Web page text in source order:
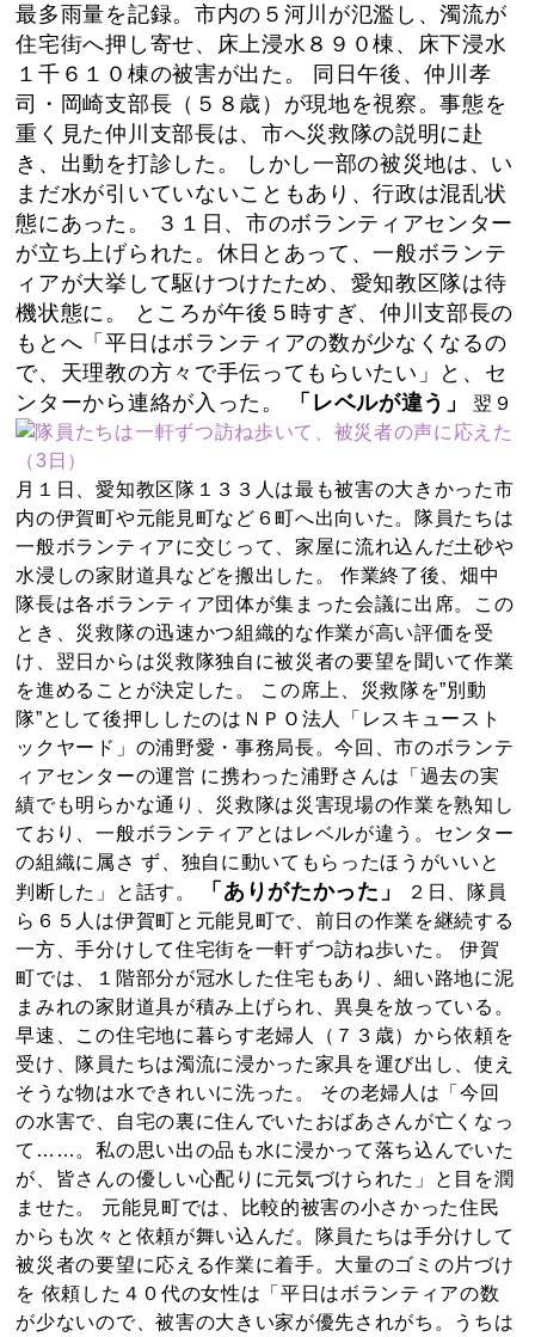
最多雨量を記録。市内の５河川が氾濫し、濁流が
住宅街へ押し寄せ、床上浸水８９０棟、床下浸水
１千６１０棟の被害が出た。 同日午後、仲川孝
司・岡崎支部長（５８歳）が現地を視察。事態を
重く見た仲川支部長は、市へ災救隊の説明に赴
き、出動を打診した。 しかし一部の被災地は、い
まだ水が引いていないこともあり、行政は混乱状
態にあった。 ３１日、市のボランティアセンター
が立ち上げられた。休日とあって、一般ボランテ
ィアが大挙して駆けつけたため、愛知教区隊は待
機状態に。 ところが午後５時すぎ、仲川支部長の
もとへ「平日はボランティアの数が少なくなるの
で、天理教の方々で手伝ってもらいたい」と、セ
ンターから連絡が入った。
「レベルが違う」 翌９
月１日、愛知教区隊１３３人は最も被害の大きかった市
内の伊賀町や元能見町など６町へ出向いた。隊員たちは
一般ボランティアに交じって、家屋に流れ込んだ土砂や
水浸しの家財道具などを搬出した。 作業終了後、畑中
隊長は各ボランティア団体が集まった会議に出席。この
とき、災救隊の迅速かつ組織的な作業が高い評価を受
け、翌日からは災救隊独自に被災者の要望を聞いて作業
を進めることが決定した。 この席上、災救隊を”別動
隊”として後押ししたのはＮＰＯ法人「レスキュースト
ックヤード」の浦野愛・事務局長。今回、市のボランテ
ィアセンターの運営 に携わった浦野さんは「過去の実
績でも明らかな通り、災救隊は災害現場の作業を熟知し
ており、一般ボランティアとはレベルが違う。センター
の組織に属さ ず、独自に動いてもらったほうがいいと
判断した」と話す。
「ありがたかった」
２日、隊員
ら６５人は伊賀町と元能見町で、前日の作業を継続する
一方、手分けして住宅街を一軒ずつ訪ね歩いた。 伊賀
町では、１階部分が冠水した住宅もあり、細い路地に泥
まみれの家財道具が積み上げられ、異臭を放っている。
早速、この住宅地に暮らす老婦人（７３歳）から依頼を
受け、隊員たちは濁流に浸かった家具を運び出し、使え
そうな物は水できれいに洗った。 その老婦人は「今回
の水害で、自宅の裏に住んでいたおばあさんが亡くなっ
て……。私の思い出の品も水に浸かって落ち込んでいた
が、皆さんの優しい心配りに元気づけられた」と目を潤
ませた。 元能見町では、比較的被害の小さかった住民
からも次々と依頼が舞い込んだ。隊員たちは手分けして
被災者の要望に応える作業に着手。大量のゴミの片づけ
を 依頼した４０代の女性は「平日はボランティアの数
が少ないので、被害の大きい家が優先されがち。うちは